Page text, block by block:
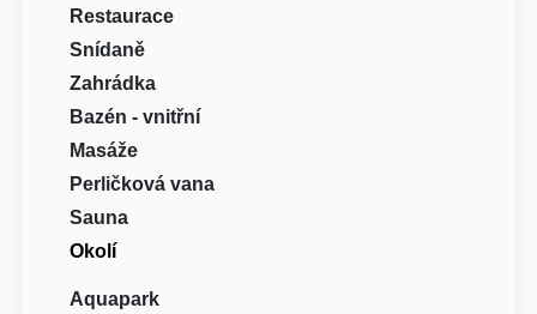
Restaurace
Snídaně
Zahrádka
Bazén - vnitřní
Masáže
Perličková vana
Sauna
Okolí
Aquapark